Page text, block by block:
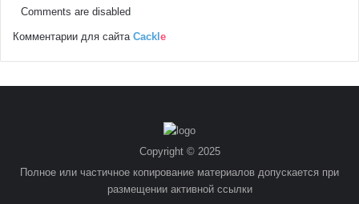
Comments are disabled
Комментарии для сайта Cackl e
Copyright © 2025
Полное или частичное копирование материалов допускается при
размещении активной ссылки